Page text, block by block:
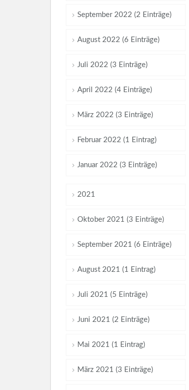
September 2022 (2 Einträge)
August 2022 (6 Einträge)
Juli 2022 (3 Einträge)
April 2022 (4 Einträge)
März 2022 (3 Einträge)
Februar 2022 (1 Eintrag)
Januar 2022 (3 Einträge)
2021
Oktober 2021 (3 Einträge)
September 2021 (6 Einträge)
August 2021 (1 Eintrag)
Juli 2021 (5 Einträge)
Juni 2021 (2 Einträge)
Mai 2021 (1 Eintrag)
März 2021 (3 Einträge)